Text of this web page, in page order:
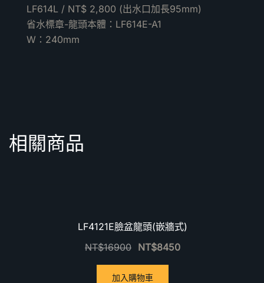
LF614L / NT$ 2,800 (出水口加長95mm)
省水標章-龍頭本體：LF614E-A1
W：240mm
相關商品
LF4121E臉盆龍頭(嵌牆式)
NT$16900 NT$8450
加入購物車